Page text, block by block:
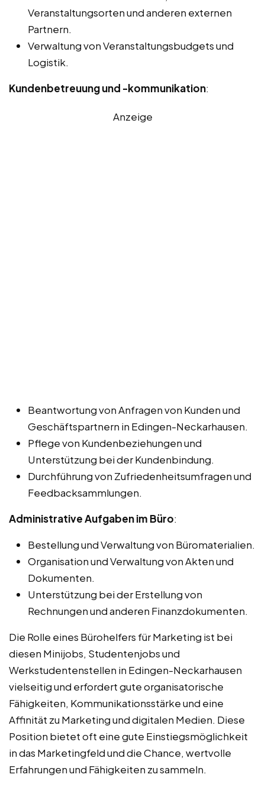
Veranstaltungsorten und anderen externen
Partnern.
Verwaltung von Veranstaltungsbudgets und
Logistik.
Kundenbetreuung und -kommunikation:
Anzeige
Beantwortung von Anfragen von Kunden und
Geschäftspartnern in Edingen-Neckarhausen.
Pflege von Kundenbeziehungen und
Unterstützung bei der Kundenbindung.
Durchführung von Zufriedenheitsumfragen und
Feedbacksammlungen.
Administrative Aufgaben im Büro:
Bestellung und Verwaltung von Büromaterialien.
Organisation und Verwaltung von Akten und
Dokumenten.
Unterstützung bei der Erstellung von
Rechnungen und anderen Finanzdokumenten.
Die Rolle eines Bürohelfers für Marketing ist bei
diesen Minijobs, Studentenjobs und
Werkstudentenstellen in Edingen-Neckarhausen
vielseitig und erfordert gute organisatorische
Fähigkeiten, Kommunikationsstärke und eine
Affinität zu Marketing und digitalen Medien. Diese
Position bietet oft eine gute Einstiegsmöglichkeit
in das Marketingfeld und die Chance, wertvolle
Erfahrungen und Fähigkeiten zu sammeln.